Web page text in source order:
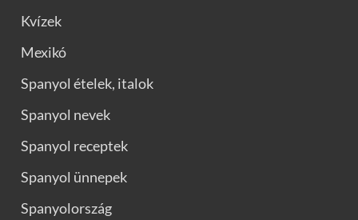
Kvízek
Mexikó
Spanyol ételek, italok
Spanyol nevek
Spanyol receptek
Spanyol ünnepek
Spanyolország